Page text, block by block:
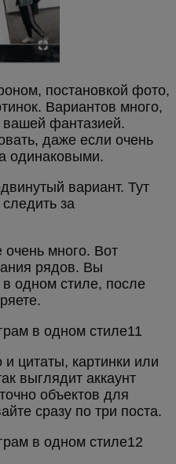
постановкой фото,
Вариантов много,
вашей фантазией.
даже если очень
одинаковыми.
вариант. Тут
за
много. Вот
рядов. Вы
одном стиле, после
цитаты, картинки или
выглядит аккаунт
объектов для
сразу по три поста.